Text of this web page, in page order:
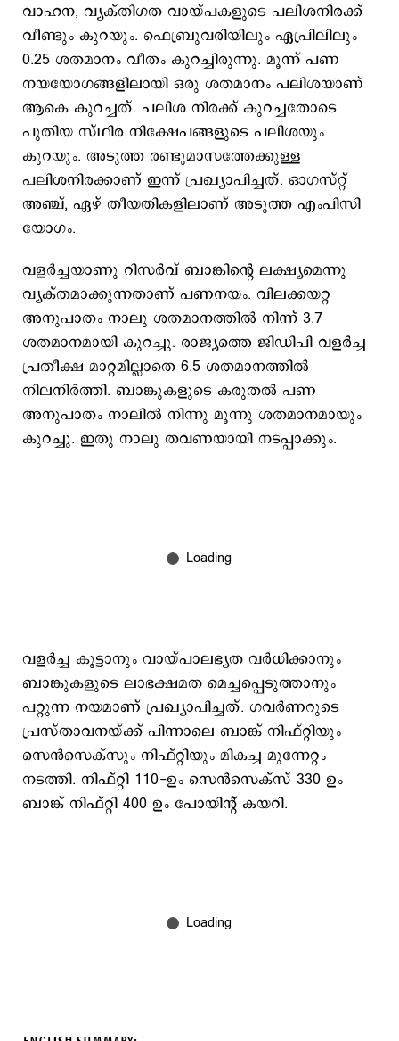
വാഹന, വ്യക്തിഗത വായ്പകളുടെ പലിശനിരക്ക്
വീണ്ടും കുറയും. ഫെബ്രുവരിയിലും ഏപ്രിലിലും
0.25 ശതമാനം വീതം കുറച്ചിരുന്നു. മൂന്ന് പണ
നയയോഗങ്ങളിലായി ഒരു ശതമാനം പലിശയാണ്
ആകെ കുറച്ചത്. പലിശ നിരക്ക് കുറച്ചതോടെ
പുതിയ സ്ഥിര നിക്ഷേപങ്ങളുടെ പലിശയും
കുറയും. അടുത്ത രണ്ടുമാസത്തേക്കുള്ള
പലിശനിരക്കാണ് ഇന്ന് പ്രഖ്യാപിച്ചത്. ഓഗസ്റ്റ്
അഞ്ച്, ഏഴ് തീയതികളിലാണ് അടുത്ത എംപിസി
യോഗം.
വളർച്ചയാണു റിസര്‍വ് ബാങ്കിന്‍റെ ലക്ഷ്യമെന്നു
വ്യക്തമാക്കുന്നതാണ് പണനയം. വിലക്കയറ്റ
അനുപാതം നാലു ശതമാനത്തിൽ നിന്ന് 3.7
ശതമാനമായി കുറച്ചു. രാജ്യത്തെ ജിഡിപി വളർച്ച
പ്രതീക്ഷ മാറ്റമില്ലാതെ 6.5 ശതമാനത്തിൽ
നിലനിർത്തി. ബാങ്കുകളുടെ കരുതൽ പണ
അനുപാതം നാലിൽ നിന്നു മൂന്നു ശതമാനമായും
കുറച്ചു. ഇതു നാലു തവണയായി നടപ്പാക്കും.
വളർച്ച കൂട്ടാനും വായ്പാലഭ്യത വർധിക്കാനും
ബാങ്കുകളുടെ ലാഭക്ഷമത മെച്ചപ്പെടുത്താനും
പറ്റുന്ന നയമാണ് പ്രഖ്യാപിച്ചത്. ഗവർണറുടെ
പ്രസ്താവനയ്ക്ക് പിന്നാലെ ബാങ്ക് നിഫ്റ്റിയും
സെൻസെക്സും നിഫ്റ്റിയും മികച്ച മുന്നേറ്റം
നടത്തി. നിഫ്റ്റി 110-ഉം സെൻസെക്സ് 330 ഉം
ബാങ്ക് നിഫ്റ്റി 400 ഉം പോയിന്‍റ് കയറി.